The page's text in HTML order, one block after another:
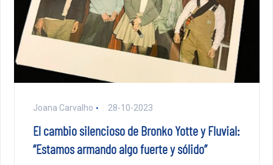
Joana Carvalho 28-10-2023
El cambio silencioso de Bronko Yotte y Fluvial:
“Estamos armando algo fuerte y sólido”